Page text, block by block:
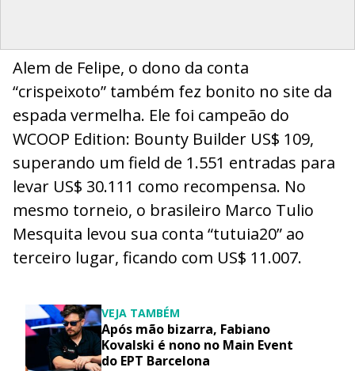
Alem de Felipe, o dono da conta
“crispeixoto” também fez bonito no site da
espada vermelha. Ele foi campeão do
WCOOP Edition: Bounty Builder US$ 109,
superando um field de 1.551 entradas para
levar US$ 30.111 como recompensa. No
mesmo torneio, o brasileiro Marco Tulio
Mesquita levou sua conta “tutuia20” ao
terceiro lugar, ficando com US$ 11.007.
VEJA TAMBÉM
Após mão bizarra, Fabiano
Kovalski é nono no Main Event
do EPT Barcelona